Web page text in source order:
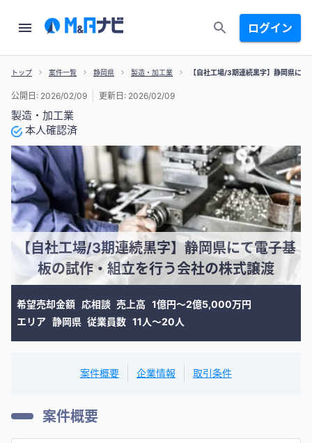
ログイン
トップ 案件一覧 静岡県 製造・加工業 【自社工場/3期連続黒字】静岡県に
製造・加工業
本人確認済
公開日: 2026/02/09 更新日: 2026/02/09
【自社工場/3期連続黒字】静岡県にて電子基
板の試作・組立を行う会社の株式譲渡
希望売却金額 応相談 売上高 1億円〜2億5,000万円
エリア 静岡県 従業員数 11人〜20人
案件概要 企業情報 取引条件
案件概要